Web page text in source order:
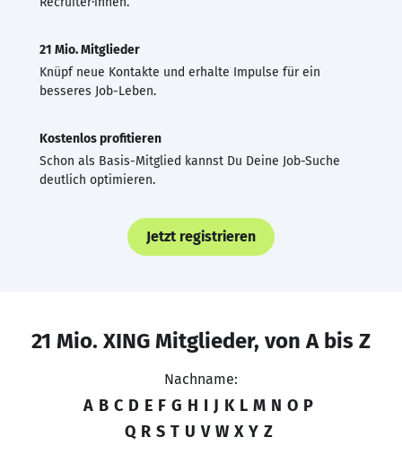
21 Mio. Mitglieder
Knüpf neue Kontakte und erhalte Impulse für ein
besseres Job-Leben.
Kostenlos profitieren
Schon als Basis-Mitglied kannst Du Deine Job-Suche
deutlich optimieren.
Jetzt registrieren
21 Mio. XING Mitglieder, von A bis Z
Nachname:
A B C D E F G H I J K L M N O P
Q R S T U V W X Y Z